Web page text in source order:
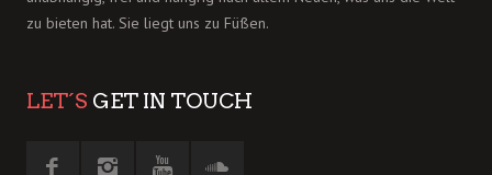
zu bieten hat. Sie liegt uns zu Füßen.
LET´S GET IN TOUCH